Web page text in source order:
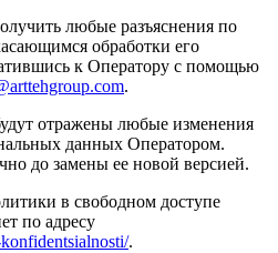
любые разъяснения по
обработки его
к Оператору с помощью
.
отражены любые изменения
данных Оператором.
до замены ее новой версией.
в свободном доступе
по адресу
.